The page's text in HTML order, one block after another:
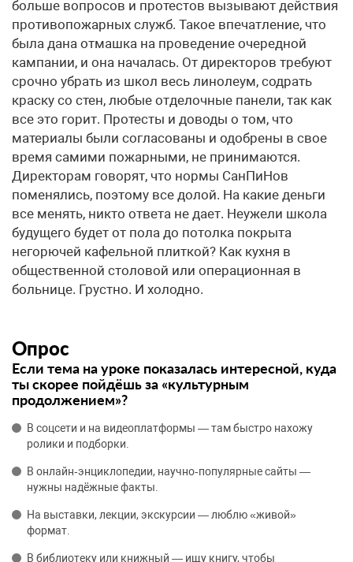
больше вопросов и протестов вызывают действия
противопожарных служб. Такое впечатление, что
была дана отмашка на проведение очередной
кампании, и она началась. От директоров требуют
срочно убрать из школ весь линолеум, содрать
краску со стен, любые отделочные панели, так как
все это горит. Протесты и доводы о том, что
материалы были согласованы и одобрены в свое
время самими пожарными, не принимаются.
Директорам говорят, что нормы СанПиНов
поменялись, поэтому все долой. На какие деньги
все менять, никто ответа не дает. Неужели школа
будущего будет от пола до потолка покрыта
негорючей кафельной плиткой? Как кухня в
общественной столовой или операционная в
больнице. Грустно. И холодно.
Опрос
Если тема на уроке показалась интересной, куда
ты скорее пойдёшь за «культурным
продолжением»?
В соцсети и на видеоплатформы — там быстро нахожу
ролики и подборки.
В онлайн‑энциклопедии, научно‑популярные сайты —
нужны надёжные факты.
На выставки, лекции, экскурсии — люблю «живой»
формат.
В библиотеку или книжный — ищу книгу, чтобы